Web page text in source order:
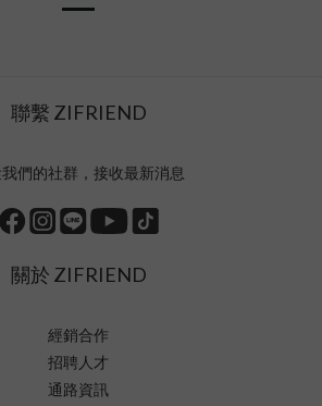
聯繫 ZIFRIEND
們的社群，接收最新消息
關於 ZIFRIEND
經銷合作
招聘人才
通路資訊